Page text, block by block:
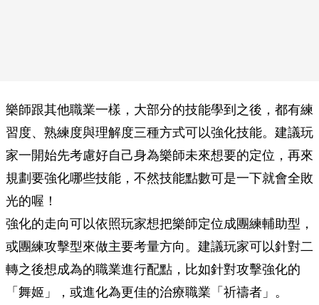
樂師跟其他職業一樣，大部分的技能學到之後，都有練
習度、熟練度與理解度三種方式可以強化技能。建議玩
家一開始先考慮好自己身為樂師未來想要的定位，再來
規劃要強化哪些技能，不然技能點數可是一下就會全敗
光的喔！
強化的走向可以依照玩家想把樂師定位成團練輔助型，
或團練攻擊型來做主要考量方向。建議玩家可以針對二
轉之後想成為的職業進行配點，比如針對攻擊強化的
「舞姬」，或進化為更佳的治療職業「祈禱者」。